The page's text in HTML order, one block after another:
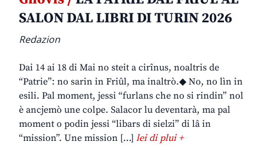
SALON DAL LIBRI DI TURIN 2026
Redazion
Dai 14 ai 18 di Mai no steit a cirînus, noaltris de
“Patrie”: no sarin in Friûl, ma inaltrò.◆ No, no lìn in
esili. Pal moment, jessi “furlans che no si rindin” nol
è ancjemò une colpe. Salacor lu deventarà, ma pal
moment o podin jessi “libars di sielzi” di lâ in
“mission”. Une mission […] lei di plui +